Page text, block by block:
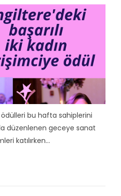
ödülleri bu hafta sahiplerini
düzenlenen geceye sanat
katılırken...